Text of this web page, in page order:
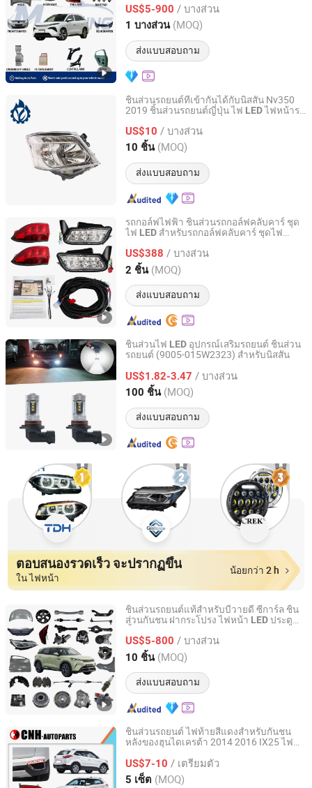
รถยนต์จีน ชิ้นส่วนอะไหล่รถยนต์
US$5-900 / บางส่วน
1 บางส่วน (MOQ)
ส่งแบบสอบถาม
Chongqing, China อัตราจาก 2026
ชิ้นส่วนรถยนต์ที่เข้ากันได้กับนิสสัน Nv350
2019 ชิ้นส่วนรถยนต์ญี่ปุ่น ไฟ LEDไฟหน้ารถ
US$10 / บางส่วน
10 ชิ้น (MOQ)
ส่งแบบสอบถาม
Guangzhou Lingyue Auto Parts Co., Ltd.
Guangdong, China อัตราจาก 2020
รถกอล์ฟไฟฟ้า ชิ้นส่วนรถกอล์ฟคลับคาร์ ชุด
ไฟ LED สำหรับรถกอล์ฟคลับคาร์ ชุดไฟ
US$388 / บางส่วน
2 ชิ้น (MOQ)
ส่งแบบสอบถาม
Guangzhou Langrui Trading Co. Ltd
Guangdong, China อัตราจาก 2026
ชิ้นส่วนไฟ LED อุปกรณ์เสริมรถยนต์ ชิ้นส่วน
รถยนต์ (9005-015W2323) สำหรับนิสสัน
US$1.82-3.47 / บางส่วน
100 ชิ้น (MOQ)
ส่งแบบสอบถาม
Pingxiang Bowang Industry Co.,Ltd.
Jiangxi, China อัตราจาก 2011
ตอบสนองรวดเร็ว จะปรากฏขึ้น
ใน ไฟหน้า
น้อยกว่า 2 h
ชิ้นส่วนรถยนต์แท้สำหรับบีวายดี ซีการ์ล ชิ้น
ส่วนกันชน ฝากระโปรง ไฟหน้า LEDประตู
US$5-800 / บางส่วน
10 ชิ้น (MOQ)
ส่งแบบสอบถาม
Chongqing Xinqi Lun Auto Parts Co., Ltd
Chongqing, China อัตราจาก 2026
ชิ้นส่วนรถยนต์ ไฟท้ายสีแดงสำหรับกันชน
หลังของฮุนไดเครต้า 2014 2016 IX25 ไฟ
US$7-10 / เตรียมตัว
5 เซ็ต (MOQ)
Changzhou Harmonious Import and Export Company
Limited